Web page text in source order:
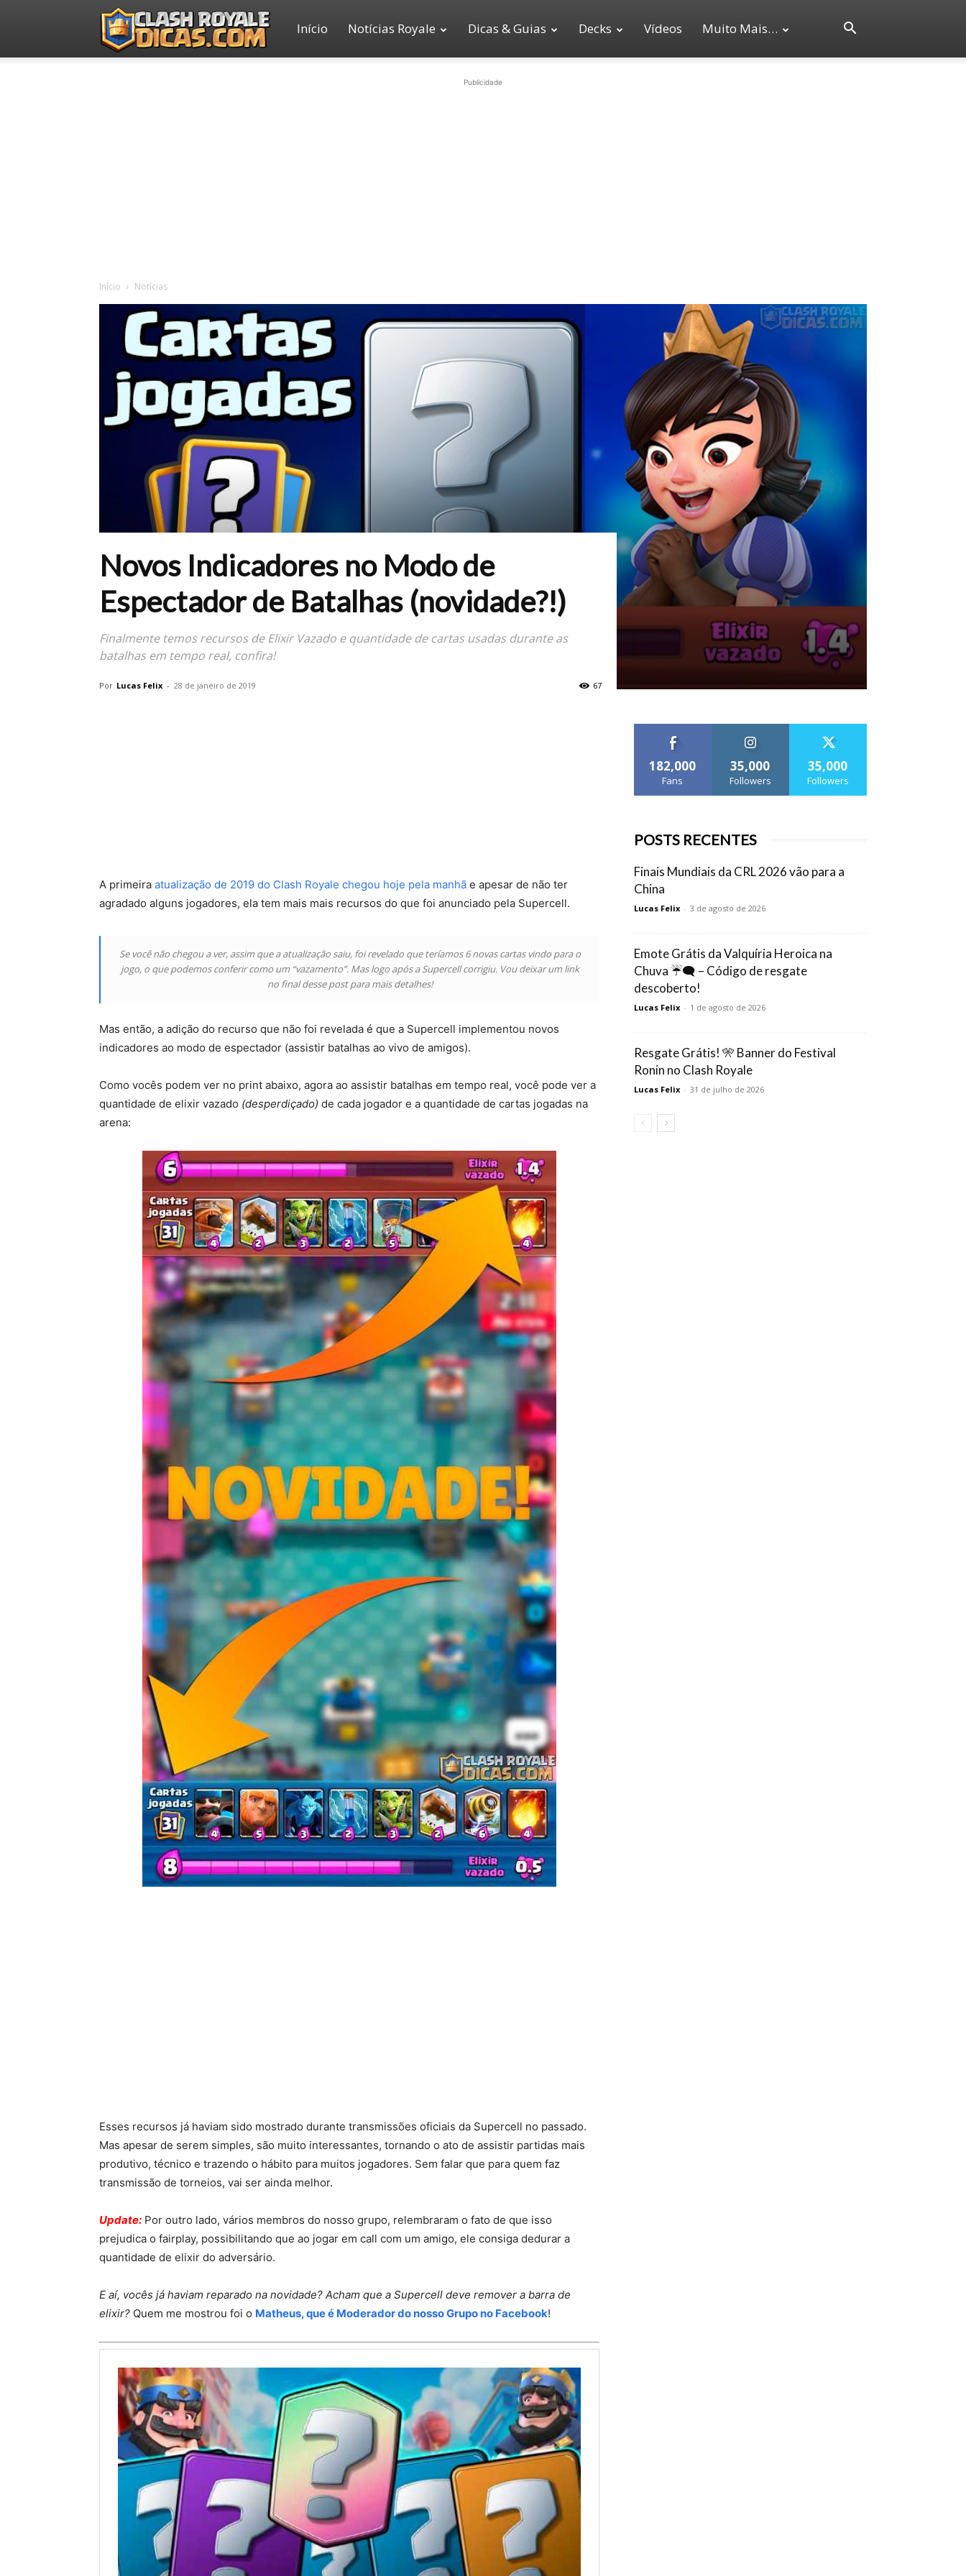
Clash
Início Notícias Royale Dicas & Guias Decks Vídeos Muito Mais…
Publicidade
Início Notícias
Novos Indicadores no Modo de
Espectador de Batalhas (novidade?!)
Finalmente temos recursos de Elixir Vazado e quantidade de cartas usadas durante as
batalhas em tempo real, confira!
Por Lucas Felix - 28 de janeiro de 2019 67
A primeira atualização de 2019 do Clash Royale chegou hoje pela manhã e apesar de não ter
agradado alguns jogadores, ela tem mais mais recursos do que foi anunciado pela Supercell.
Se você não chegou a ver, assim que a atualização saiu, foi revelado que teríamos 6 novas cartas vindo para o
jogo, o que podemos conferir como um “vazamento”. Mas logo após a Supercell corrigiu. Vou deixar um link
no final desse post para mais detalhes!
Mas então, a adição do recurso que não foi revelada é que a Supercell implementou novos
indicadores ao modo de espectador (assistir batalhas ao vivo de amigos).
Como vocês podem ver no print abaixo, agora ao assistir batalhas em tempo real, você pode ver a
quantidade de elixir vazado (desperdiçado) de cada jogador e a quantidade de cartas jogadas na
arena:
Esses recursos já haviam sido mostrado durante transmissões oficiais da Supercell no passado.
Mas apesar de serem simples, são muito interessantes, tornando o ato de assistir partidas mais
produtivo, técnico e trazendo o hábito para muitos jogadores. Sem falar que para quem faz
transmissão de torneios, vai ser ainda melhor.
Update: Por outro lado, vários membros do nosso grupo, relembraram o fato de que isso
prejudica o fairplay, possibilitando que ao jogar em call com um amigo, ele consiga dedurar a
quantidade de elixir do adversário.
E aí, vocês já haviam reparado na novidade? Acham que a Supercell deve remover a barra de
elixir? Quem me mostrou foi o Matheus, que é Moderador do nosso Grupo no Facebook!
182,000
Fans
35,000
Followers
35,000
Followers
POSTS RECENTES
Finais Mundiais da CRL 2026 vão para a
China
Lucas Felix - 3 de agosto de 2026
Emote Grátis da Valquíria Heroica na
Chuva ☔🗨️ – Código de resgate
descoberto!
Lucas Felix - 1 de agosto de 2026
Resgate Grátis! 🎌 Banner do Festival
Ronin no Clash Royale
Lucas Felix - 31 de julho de 2026